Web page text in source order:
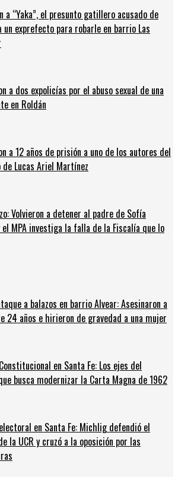
a “Yaka”, el presunto gatillero acusado de
un exprefecto para robarle en barrio Las
a dos expolicías por el abuso sexual de una
en Roldán
a 12 años de prisión a uno de los autores del
Lucas Ariel Martínez
Volvieron a detener al padre de Sofía
el MPA investiga la falla de la Fiscalía que lo
a balazos en barrio Alvear: Asesinaron a
24 años e hirieron de gravedad a una mujer
en Santa Fe: Los ejes del
busca modernizar la Carta Magna de 1962
en Santa Fe: Michlig defendió el
la UCR y cruzó a la oposición por las